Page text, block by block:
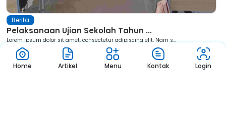
Berita
Pelaksanaan Ujian Sekolah Tahun ...
Lorem ipsum dolor sit amet, consectetur adipiscing elit. Nam s...
Home Artikel Menu Kontak Login